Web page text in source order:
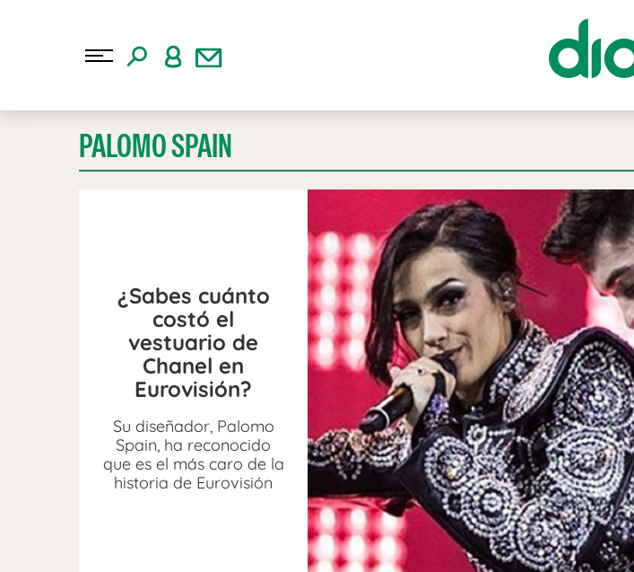
PALOMO SPAIN
¿Sabes cuánto
costó el
vestuario de
Chanel en
Eurovisión?
Su diseñador, Palomo
Spain, ha reconocido
que es el más caro de la
historia de Eurovisión